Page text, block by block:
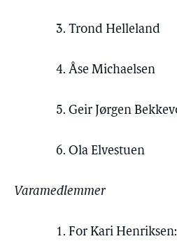
3. Trond Helleland
4. Åse Michaelsen
5. Geir Jørgen
6. Ola Elvestuen
Varamedlemmer
1. For Kari